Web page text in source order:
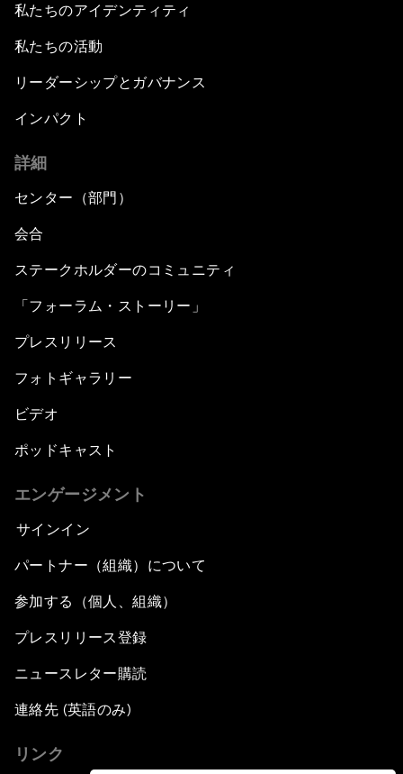
私たちのアイデンティティ
私たちの活動
リーダーシップとガバナンス
インパクト
詳細
センター（部門）
会合
ステークホルダーのコミュニティ
「フォーラム・ストーリー」
プレスリリース
フォトギャラリー
ビデオ
ポッドキャスト
エンゲージメント
サインイン
パートナー（組織）について
参加する（個人、組織）
プレスリリース登録
ニュースレター購読
連絡先 (英語のみ)
リンク